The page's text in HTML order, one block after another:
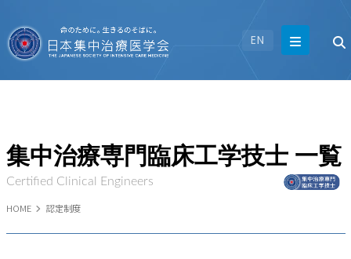
EN
HOME 認定制度
集中治療専門臨床工学技士 一覧
Certified Clinical Engineers